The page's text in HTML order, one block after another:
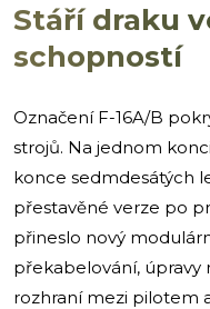
Stáří draku
schopností
Označení F-16A/B
strojů. Na jednom
konce sedmdesátých
přestavěné verze po
přineslo nový
překabelování, úpravy
rozhraní mezi pilotem